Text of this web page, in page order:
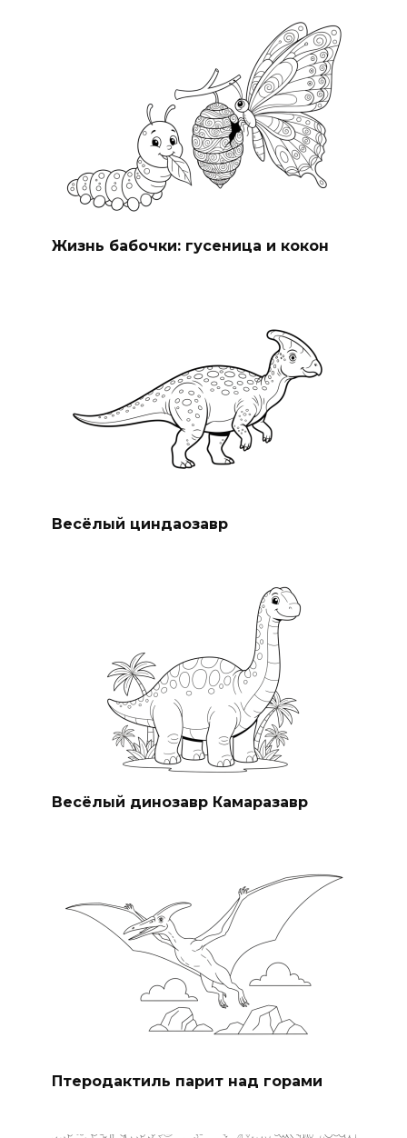
Жизнь бабочки: гусеница и кокон
Весёлый циндаозавр
Весёлый динозавр Камаразавр
Птеродактиль парит над горами